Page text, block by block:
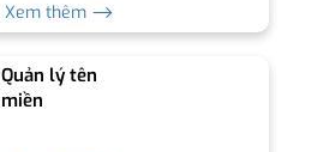
Xem thêm ⟶
Quản lý tên
miền